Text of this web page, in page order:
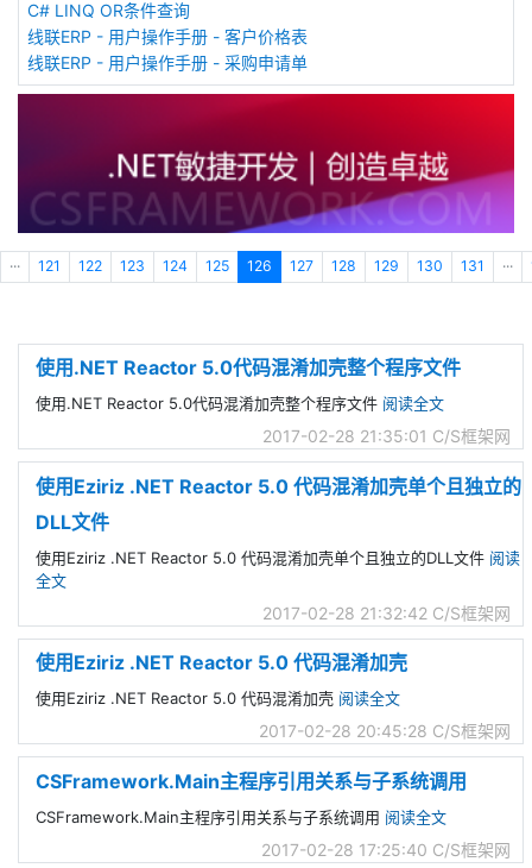
C# LINQ OR条件查询
线联ERP - 用户操作手册 - 客户价格表
线联ERP - 用户操作手册 - 采购申请单
··· 121 122 123 124 125 126 127 128 129 130 131 ···
使用.NET Reactor 5.0代码混淆加壳整个程序文件
使用.NET Reactor 5.0代码混淆加壳整个程序文件 阅读全文
2017-02-28 21:35:01 C/S框架网
使用Eziriz .NET Reactor 5.0 代码混淆加壳单个且独立的
DLL文件
使用Eziriz .NET Reactor 5.0 代码混淆加壳单个且独立的DLL文件 阅读
全文
2017-02-28 21:32:42 C/S框架网
使用Eziriz .NET Reactor 5.0 代码混淆加壳
使用Eziriz .NET Reactor 5.0 代码混淆加壳 阅读全文
2017-02-28 20:45:28 C/S框架网
CSFramework.Main主程序引用关系与子系统调用
CSFramework.Main主程序引用关系与子系统调用 阅读全文
2017-02-28 17:25:40 C/S框架网